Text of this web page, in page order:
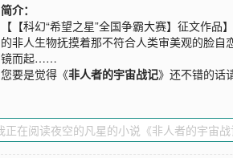
简介：
【【科幻“希望之星”全国争霸大赛】征文作
的非人生物抚摸着那不符合人类审美观的脸
镜而起……
您要是觉得《非人者的宇宙战记》还不错的话